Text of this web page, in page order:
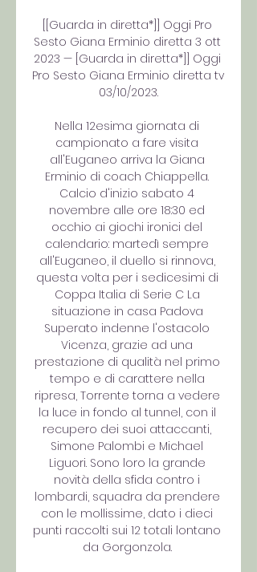
[[Guarda in diretta*]] Oggi Pro
Sesto Giana Erminio diretta 3 ott
2023 — [Guarda in diretta*]] Oggi
Pro Sesto Giana Erminio diretta tv
03/10/2023.
Nella 12esima giornata di
campionato a fare visita
all'Euganeo arriva la Giana
Erminio di coach Chiappella.
Calcio d'inizio sabato 4
novembre alle ore 18:30 ed
occhio ai giochi ironici del
calendario: martedì sempre
all'Euganeo, il duello si rinnova,
questa volta per i sedicesimi di
Coppa Italia di Serie C La
situazione in casa Padova
Superato indenne l'ostacolo
Vicenza, grazie ad una
prestazione di qualità nel primo
tempo e di carattere nella
ripresa, Torrente torna a vedere
la luce in fondo al tunnel, con il
recupero dei suoi attaccanti,
Simone Palombi e Michael
Liguori. Sono loro la grande
novità della sfida contro i
lombardi, squadra da prendere
con le mollissime, dato i dieci
punti raccolti sui 12 totali lontano
da Gorgonzola.